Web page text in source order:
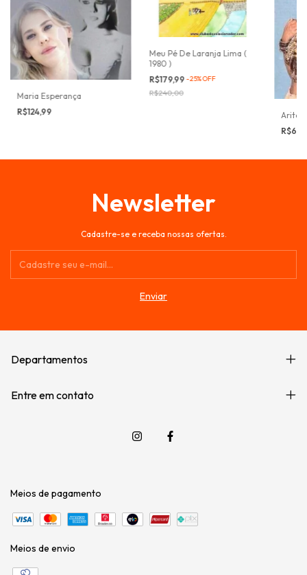
Maria Esperança
R$124,99
Meu Pé De Laranja Lima (
1980 )
R$179,99-25%OFF
R$240,00
Newsletter
Cadastre-se e receba nossas ofertas.
Departamentos
Entre em contato
Meios de pagamento
Meios de envio